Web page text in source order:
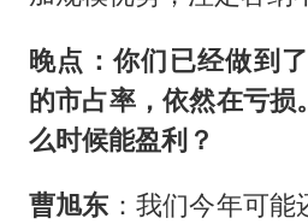
晚点：你们已经做到
的市占率，依然在亏损
么时候能盈利？
曹旭东 ：我们今年可能